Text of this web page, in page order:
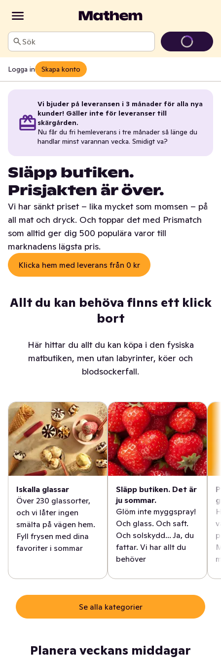
Sök
Logga in Skapa konto
Vi bjuder på leveransen i 3 månader för alla nya
kunder! Gäller inte för leveranser till
skärgården.
Nu får du fri hemleverans i tre månader så länge du
handlar minst varannan vecka. Smidigt va?
Släpp butiken.
Prisjakten är över.
Vi har sänkt priset – lika mycket som momsen – på
all mat och dryck. Och toppar det med Prismatch
som alltid ger dig 500 populära varor till
marknadens lägsta pris.
Klicka hem med leverans från 0 kr
Allt du kan behöva finns ett klick
bort
Här hittar du allt du kan köpa i den fysiska
matbutiken, men utan labyrinter, köer och
blodsockerfall.
Iskalla glassar
Över 230 glassorter,
och vi låter ingen
smälta på vägen hem.
Fyll frysen med dina
favoriter i sommar
Släpp butiken. Det är
ju sommar.
Glöm inte myggspray!
Och glass. Och saft.
Och solskydd... Ja, du
fattar. Vi har allt du
behöver
Se alla kategorier
Planera veckans middagar